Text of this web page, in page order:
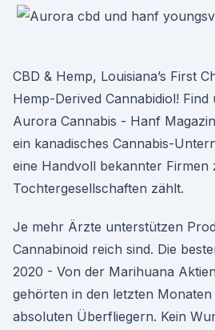
CBD & Hemp, Louisiana’s First
Hemp-Derived Cannabidiol!
Aurora Cannabis - Hanf
ein kanadisches Cannabis-
eine Handvoll bekannter Firmen
Tochtergesellschaften zählt.
Je mehr Ärzte unterstützen
Cannabinoid reich sind. Die
2020 - Von der Marihuana
gehörten in den letzten
absoluten Überfliegern. Kein